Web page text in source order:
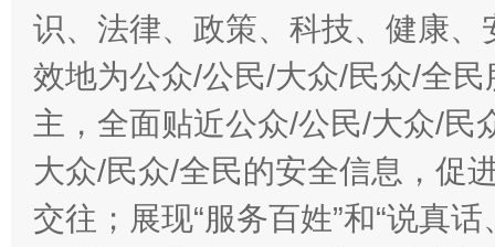
识、法律、政策、科技、健康
效地为公众/公民/大众/民众/全
主，全面贴近公众/公民/大众/民
大众/民众/全民的安全信息，促
交往；展现“服务百姓”和“说真